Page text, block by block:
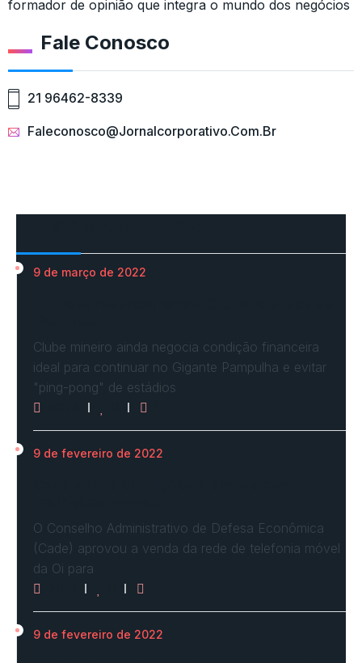
formador de opinião que integra o mundo dos negócios
Fale Conosco
21 96462-8339
Faleconosco@jornalcorporativo.com.br
9 de março de 2022
Clube mineiro ainda negocia condição financeira
ideal para continuar no Gigante Pampulha e evitar
"ping-pong" de estádios
9 de fevereiro de 2022
O Conselho Administrativo de Defesa Econômica
(Cade) aprovou a venda da rede de telefonia móvel
da Oi para
9 de fevereiro de 2022